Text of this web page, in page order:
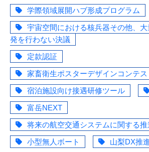
学際領域展開ハブ形成プログラム
宇宙空間における核兵器その他、
発を行わない決議
定款認証
家畜衛生ポスターデザインコンテス
宿泊施設向け接遇研修ツール
富岳NEXT
将来の航空交通システムに関する
小型無人ボート
山梨DX推